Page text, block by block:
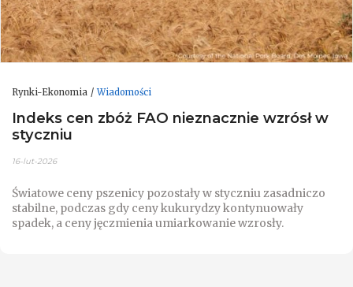
Rynki-Ekonomia Wiadomości
Indeks cen zbóż FAO nieznacznie wzrósł w
styczniu
16-lut-2026
Światowe ceny pszenicy pozostały w styczniu zasadniczo
stabilne, podczas gdy ceny kukurydzy kontynuowały
spadek, a ceny jęczmienia umiarkowanie wzrosły.